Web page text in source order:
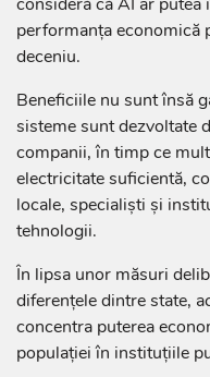
performanța economică
deceniu.
Beneficiile nu sunt însă
sisteme sunt dezvoltate
companii, în timp ce
electricitate suficientă,
locale, specialiști și
tehnologii.
În lipsa unor măsuri
diferențele dintre state,
concentra puterea
populației în instituțiile